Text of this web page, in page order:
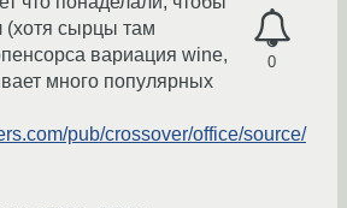
0
(хотя сырцы там
вариация wine,
много популярных
pub/crossover/office/source/